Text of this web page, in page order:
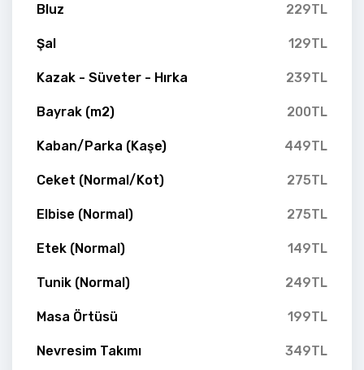
Bluz 229TL
Şal 129TL
Kazak - Süveter - Hırka 239TL
Bayrak (m2) 200TL
Kaban/Parka (Kaşe) 449TL
Ceket (Normal/Kot) 275TL
Elbise (Normal) 275TL
Etek (Normal) 149TL
Tunik (Normal) 249TL
Masa Örtüsü 199TL
Nevresim Takımı 349TL